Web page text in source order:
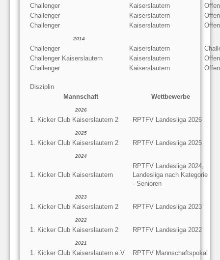
Challenger
Kaiserslautern
Challenger
Kaiserslautern
Challenger
Kaiserslautern
2014
Challenger Kaiserslautern
Challenger Kaiserslautern
Kaiserslautern
Challenger
Kaiserslautern
Disziplin
Mannschaft
Wettbewerbe
2026
1. Kicker Club Kaiserslautern 2 RPTFV Landesliga 2026
2025
1. Kicker Club Kaiserslautern 2 RPTFV Landesliga 2025
2024
1. Kicker Club Kaiserslautern
RPTFV Landesliga 2024,
Landesliga nach Kategorie
- Senioren
2023
1. Kicker Club Kaiserslautern 2 RPTFV Landesliga 2023
2022
1. Kicker Club Kaiserslautern 2 RPTFV Landesliga 2022
2021
1. Kicker Club Kaiserslautern e.V. RPTFV Mannschaftspokal